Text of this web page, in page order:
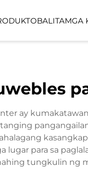
BALITAMGA
ay
lugar para sa
tungkulin ng